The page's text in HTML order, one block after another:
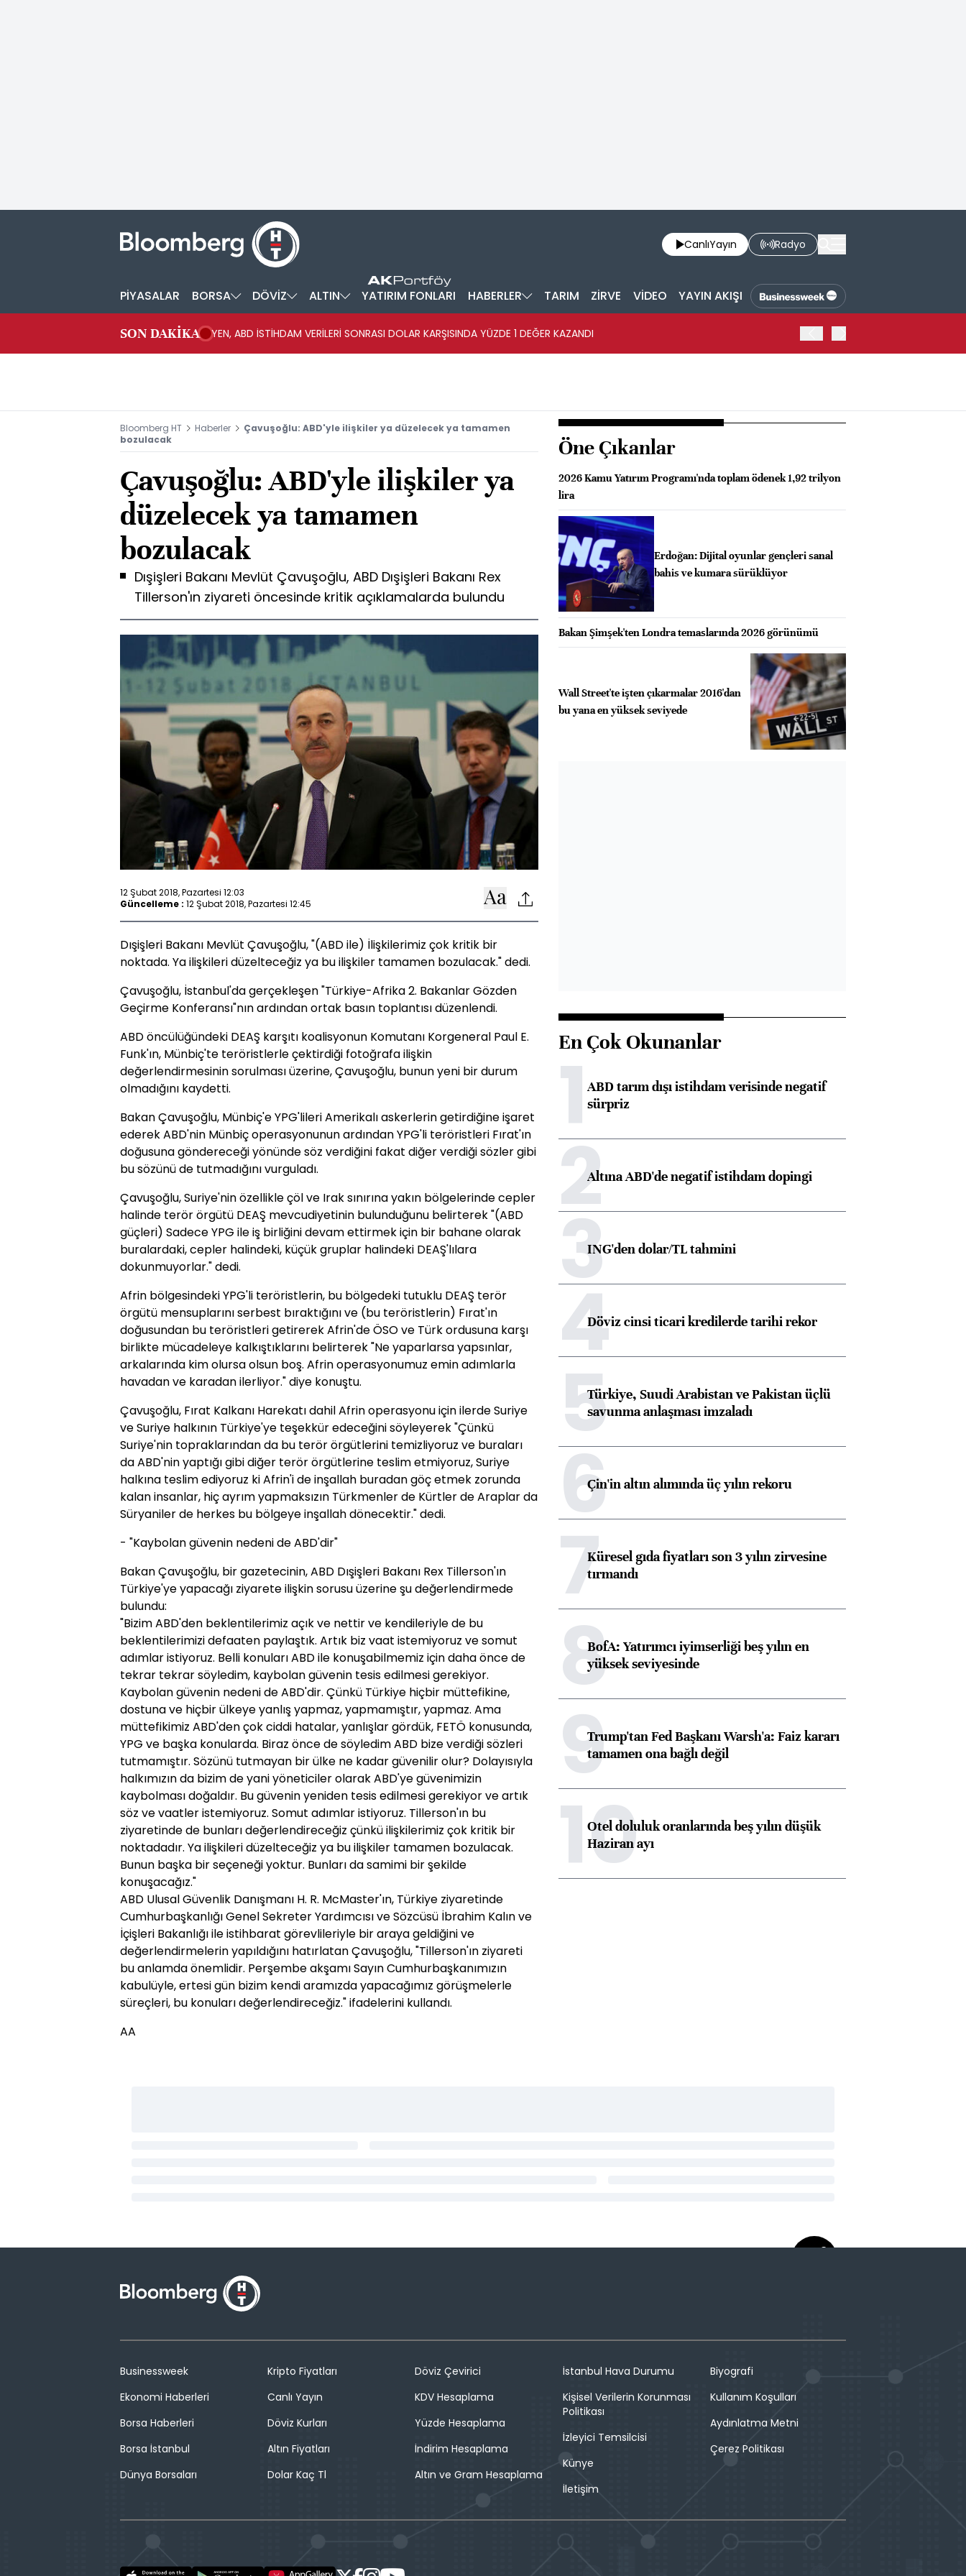
CanlıYayın Radyo
PİYASALAR BORSA DÖVİZ ALTIN YATIRIM FONLARI HABERLER TARIM ZİRVE VİDEO YAYIN AKIŞI
SON DAKİKA YEN, ABD İSTİHDAM VERİLERİ SONRASI DOLAR KARŞISINDA YÜZDE 1 DEĞER KAZANDI
Bloomberg HT Haberler
Çavuşoğlu: ABD'yle ilişkiler ya düzelecek ya tamamen
bozulacak
Çavuşoğlu: ABD'yle ilişkiler ya
düzelecek ya tamamen
bozulacak
Dışişleri Bakanı Mevlüt Çavuşoğlu, ABD Dışişleri Bakanı Rex
Tillerson'ın ziyareti öncesinde kritik açıklamalarda bulundu
12 Şubat 2018, Pazartesi 12:03
Güncelleme : 12 Şubat 2018, Pazartesi 12:45
Dışişleri Bakanı Mevlüt Çavuşoğlu, "(ABD ile) İlişkilerimiz çok kritik bir
noktada. Ya ilişkileri düzelteceğiz ya bu ilişkiler tamamen bozulacak." dedi.
Çavuşoğlu, İstanbul'da gerçekleşen "Türkiye-Afrika 2. Bakanlar Gözden
Geçirme Konferansı"nın ardından ortak basın toplantısı düzenlendi.
ABD öncülüğündeki DEAŞ karşıtı koalisyonun Komutanı Korgeneral Paul E.
Funk'ın, Münbiç'te teröristlerle çektirdiği fotoğrafa ilişkin
değerlendirmesinin sorulması üzerine, Çavuşoğlu, bunun yeni bir durum
olmadığını kaydetti.
Bakan Çavuşoğlu, Münbiç'e YPG'lileri Amerikalı askerlerin getirdiğine işaret
ederek ABD'nin Münbiç operasyonunun ardından YPG'li teröristleri Fırat'ın
doğusuna göndereceği yönünde söz verdiğini fakat diğer verdiği sözler gibi
bu sözünü de tutmadığını vurguladı.
Çavuşoğlu, Suriye'nin özellikle çöl ve Irak sınırına yakın bölgelerinde cepler
halinde terör örgütü DEAŞ mevcudiyetinin bulunduğunu belirterek "(ABD
güçleri) Sadece YPG ile iş birliğini devam ettirmek için bir bahane olarak
buralardaki, cepler halindeki, küçük gruplar halindeki DEAŞ'lılara
dokunmuyorlar." dedi.
Afrin bölgesindeki YPG'li teröristlerin, bu bölgedeki tutuklu DEAŞ terör
örgütü mensuplarını serbest bıraktığını ve (bu teröristlerin) Fırat'ın
doğusundan bu teröristleri getirerek Afrin'de ÖSO ve Türk ordusuna karşı
birlikte mücadeleye kalkıştıklarını belirterek "Ne yaparlarsa yapsınlar,
arkalarında kim olursa olsun boş. Afrin operasyonumuz emin adımlarla
havadan ve karadan ilerliyor." diye konuştu.
Çavuşoğlu, Fırat Kalkanı Harekatı dahil Afrin operasyonu için ilerde Suriye
ve Suriye halkının Türkiye'ye teşekkür edeceğini söyleyerek "Çünkü
Suriye'nin topraklarından da bu terör örgütlerini temizliyoruz ve buraları
da ABD'nin yaptığı gibi diğer terör örgütlerine teslim etmiyoruz, Suriye
halkına teslim ediyoruz ki Afrin'i de inşallah buradan göç etmek zorunda
kalan insanlar, hiç ayrım yapmaksızın Türkmenler de Kürtler de Araplar da
Süryaniler de herkes bu bölgeye inşallah dönecektir." dedi.
- "Kaybolan güvenin nedeni de ABD'dir"
Bakan Çavuşoğlu, bir gazetecinin, ABD Dışişleri Bakanı Rex Tillerson'ın
Türkiye'ye yapacağı ziyarete ilişkin sorusu üzerine şu değerlendirmede
bulundu:
"Bizim ABD'den beklentilerimiz açık ve nettir ve kendileriyle de bu
beklentilerimizi defaaten paylaştık. Artık biz vaat istemiyoruz ve somut
adımlar istiyoruz. Belli konuları ABD ile konuşabilmemiz için daha önce de
tekrar tekrar söyledim, kaybolan güvenin tesis edilmesi gerekiyor.
Kaybolan güvenin nedeni de ABD'dir. Çünkü Türkiye hiçbir müttefikine,
dostuna ve hiçbir ülkeye yanlış yapmaz, yapmamıştır, yapmaz. Ama
müttefikimiz ABD'den çok ciddi hatalar, yanlışlar gördük, FETÖ konusunda,
YPG ve başka konularda. Biraz önce de söyledim ABD bize verdiği sözleri
tutmamıştır. Sözünü tutmayan bir ülke ne kadar güvenilir olur? Dolayısıyla
halkımızın da bizim de yani yöneticiler olarak ABD'ye güvenimizin
kaybolması doğaldır. Bu güvenin yeniden tesis edilmesi gerekiyor ve artık
söz ve vaatler istemiyoruz. Somut adımlar istiyoruz. Tillerson'ın bu
ziyaretinde de bunları değerlendireceğiz çünkü ilişkilerimiz çok kritik bir
noktadadır. Ya ilişkileri düzelteceğiz ya bu ilişkiler tamamen bozulacak.
Bunun başka bir seçeneği yoktur. Bunları da samimi bir şekilde
konuşacağız."
ABD Ulusal Güvenlik Danışmanı H. R. McMaster'ın, Türkiye ziyaretinde
Cumhurbaşkanlığı Genel Sekreter Yardımcısı ve Sözcüsü İbrahim Kalın ve
İçişleri Bakanlığı ile istihbarat görevlileriyle bir araya geldiğini ve
değerlendirmelerin yapıldığını hatırlatan Çavuşoğlu, "Tillerson'ın ziyareti
bu anlamda önemlidir. Perşembe akşamı Sayın Cumhurbaşkanımızın
kabulüyle, ertesi gün bizim kendi aramızda yapacağımız görüşmelerle
süreçleri, bu konuları değerlendireceğiz." ifadelerini kullandı.
AA
Öne Çıkanlar
2026 Kamu Yatırım Programı'nda toplam ödenek 1,92 trilyon
lira
Erdoğan: Dijital oyunlar gençleri sanal
bahis ve kumara sürüklüyor
Bakan Şimşek'ten Londra temaslarında 2026 görünümü
Wall Street'te işten çıkarmalar 2016'dan
bu yana en yüksek seviyede
En Çok Okunanlar
1ABD tarım dışı istihdam verisinde negatif
sürpriz
2Altına ABD'de negatif istihdam dopingi
3ING'den dolar/TL tahmini
4Döviz cinsi ticari kredilerde tarihi rekor
5Türkiye, Suudi Arabistan ve Pakistan üçlü
savunma anlaşması imzaladı
6Çin'in altın alımında üç yılın rekoru
7Küresel gıda fiyatları son 3 yılın zirvesine
tırmandı
8BofA: Yatırımcı iyimserliği beş yılın en
yüksek seviyesinde
9Trump'tan Fed Başkanı Warsh'a: Faiz kararı
tamamen ona bağlı değil
10
Otel doluluk oranlarında beş yılın düşük
Haziran ayı
Businessweek
Ekonomi Haberleri
Borsa Haberleri
Borsa İstanbul
Dünya Borsaları
Kripto Fiyatları
Canlı Yayın
Döviz Kurları
Altın Fiyatları
Dolar Kaç Tl
Döviz Çevirici
KDV Hesaplama
Yüzde Hesaplama
İndirim Hesaplama
Altın ve Gram Hesaplama
İstanbul Hava Durumu
Kişisel Verilerin Korunması
Politikası
İzleyici Temsilcisi
Künye
İletişim
Biyografi
Kullanım Koşulları
Aydınlatma Metni
Çerez Politikası